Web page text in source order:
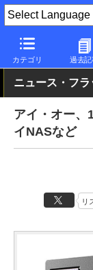
カテゴリ 過去記
PC Watch 半導体
ニュース・フラ
アイ・オー、
イNASなど
リ